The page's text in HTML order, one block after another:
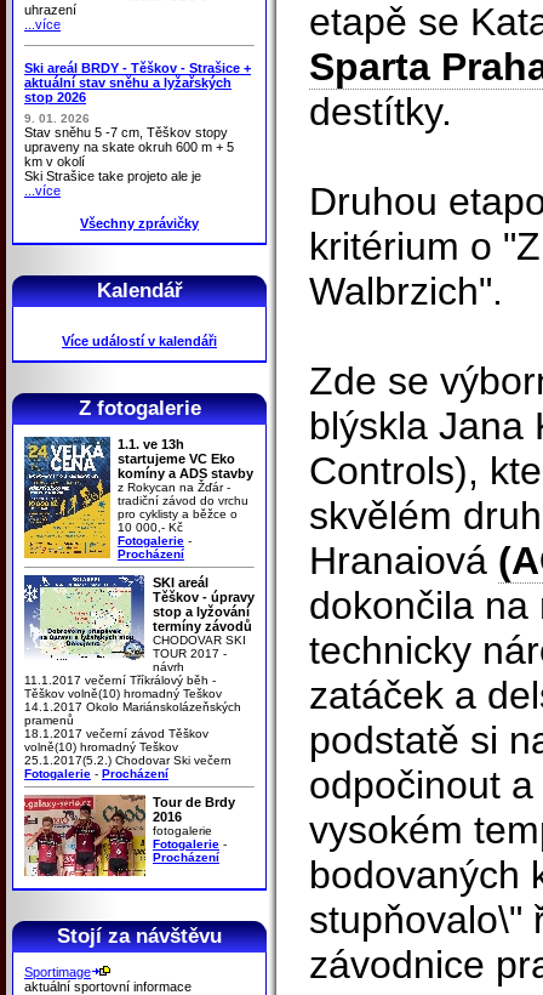
uhrazení
...více
Ski areál BRDY - Těškov - Strašice +
aktuální stav sněhu a lyžařských
stop 2026
9. 01. 2026
Stav sněhu 5 -7 cm, Těškov stopy
upraveny na skate okruh 600 m + 5
km v okolí
Ski Strašice take projeto ale je
...více
Všechny zprávičky
Kalendář
Více událostí v kalendáři
Z fotogalerie
1.1. ve 13h
startujeme VC Eko
komíny a ADS stavby
z Rokycan na Žďár -
tradiční závod do vrchu
pro cyklisty a běžce o
10 000,- Kč
Fotogalerie -
Procházení
SKI areál
Těškov - úpravy
stop a lyžování
termíny závodů
CHODOVAR SKI
TOUR 2017 -
návrh
11.1.2017 večerní Tříkrálový běh -
Těškov volně(10) hromadný Teškov
14.1.2017 Okolo Mariánskolázeňských
pramenů
18.1.2017 večerní závod Těškov
volně(10) hromadný Teškov
25.1.2017(5.2.) Chodovar Ski večern
Fotogalerie - Procházení
Tour de Brdy
2016
fotogalerie
Fotogalerie -
Procházení
Stojí za návštěvu
Sportimage
aktuální sportovní informace
etapě se
Sparta
destítky.
Druhou
kritérium o
Walbrzich".
Zde se
blýskla Jana
Controls),
skvělém
Hranaiová
dokončila
technicky
zatáček a
podstatě si
odpočinout
vysokém
bodovaných
stupňovalo\"
závodnice